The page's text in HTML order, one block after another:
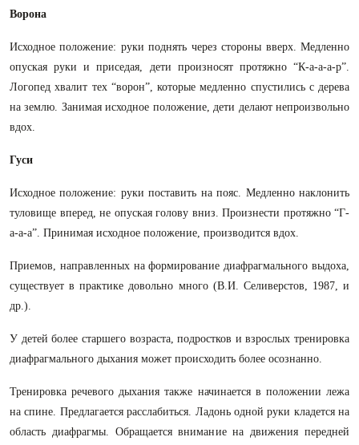
Ворона
Исходное положение: руки поднять через стороны вверх. Медленно
опуская руки и приседая, дети произносят протяжно “К-а-а-а-р”.
Логопед хвалит тех “ворон”, которые медленно спустились с дерева
на землю. Занимая исходное положение, дети делают непроизвольно
вдох.
Гуси
Исходное положение: руки поставить на пояс. Медленно наклонить
туловище вперед, не опуская голову вниз. Произнести протяжно “Г-
а-а-а”. Принимая исходное положение, производится вдох.
Приемов, направленных на формирование диафрагмального выдоха,
существует в практике довольно много (В.И. Селиверстов, 1987, и
др.).
У детей более старшего возраста, подростков и взрослых тренировка
диафрагмального дыхания может происходить более осознанно.
Тренировка речевого дыхания также начинается в положении лежа
на спине. Предлагается расслабиться. Ладонь одной руки кладется на
область диафрагмы. Обращается внимание на движения передней